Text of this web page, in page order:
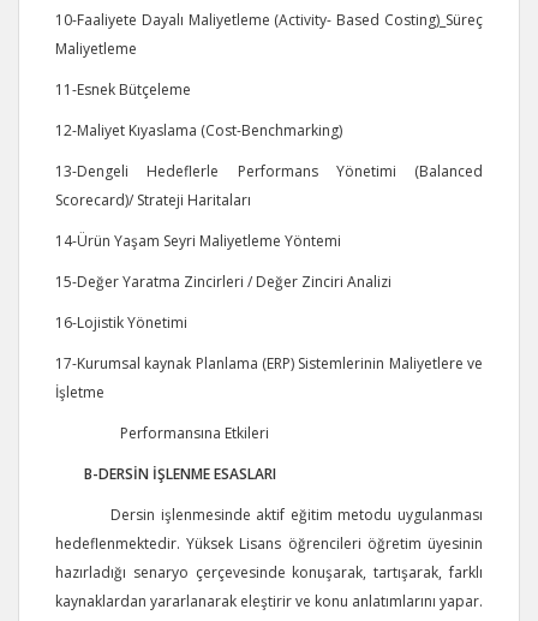
10-Faaliyete Dayalı Maliyetleme (Activity- Based Costing)_Süreç
Maliyetleme
11-Esnek Bütçeleme
12-Maliyet Kıyaslama (Cost-Benchmarking)
13-Dengeli Hedeflerle Performans Yönetimi (Balanced
Scorecard)/ Strateji Haritaları
14-Ürün Yaşam Seyri Maliyetleme Yöntemi
15-Değer Yaratma Zincirleri / Değer Zinciri Analizi
16-Lojistik Yönetimi
17-Kurumsal kaynak Planlama (ERP) Sistemlerinin Maliyetlere ve
İşletme
Performansına Etkileri
B-DERSİN İŞLENME ESASLARI
Dersin işlenmesinde aktif eğitim metodu uygulanması
hedeflenmektedir. Yüksek Lisans öğrencileri öğretim üyesinin
hazırladığı senaryo çerçevesinde konuşarak, tartışarak, farklı
kaynaklardan yararlanarak eleştirir ve konu anlatımlarını yapar.